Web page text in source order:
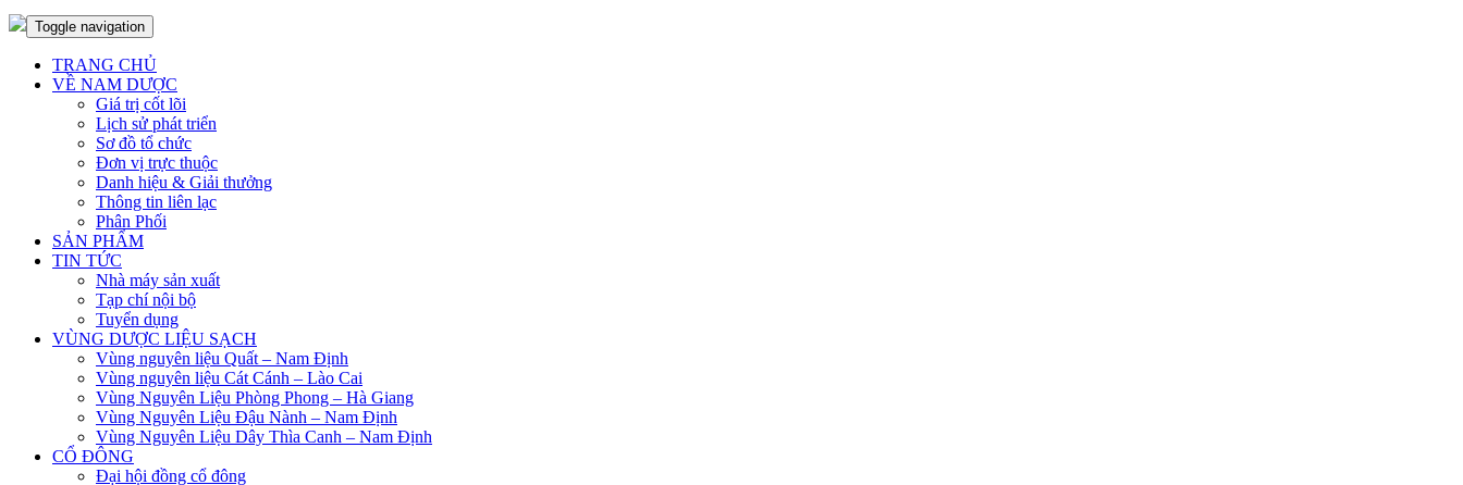
Toggle navigation
TRANG CHỦ
VỀ NAM DƯỢC
Giá trị cốt lõi
Lịch sử phát triển
Sơ đồ tổ chức
Đơn vị trực thuộc
Danh hiệu & Giải thưởng
Thông tin liên lạc
Phân Phối
SẢN PHẨM
TIN TỨC
Nhà máy sản xuất
Tạp chí nội bộ
Tuyển dụng
VÙNG DƯỢC LIỆU SẠCH
Vùng nguyên liệu Quất – Nam Định
Vùng nguyên liệu Cát Cánh – Lào Cai
Vùng Nguyên Liệu Phòng Phong – Hà Giang
Vùng Nguyên Liệu Đậu Nành – Nam Định
Vùng Nguyên Liệu Dây Thìa Canh – Nam Định
CỔ ĐÔNG
Đại hội đồng cổ đông